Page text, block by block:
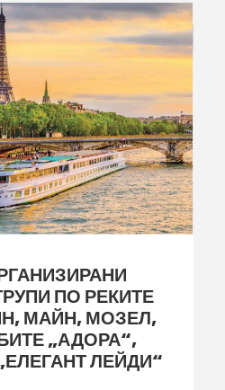
ПО РЕКИТЕ
МАЙН, МОЗЕЛ,
„АДОРА“,
ЛЕЙДИ“